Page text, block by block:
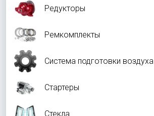
Редукторы
Ремкомплекты
Система подготовки воздуха
Стартеры
Стекла